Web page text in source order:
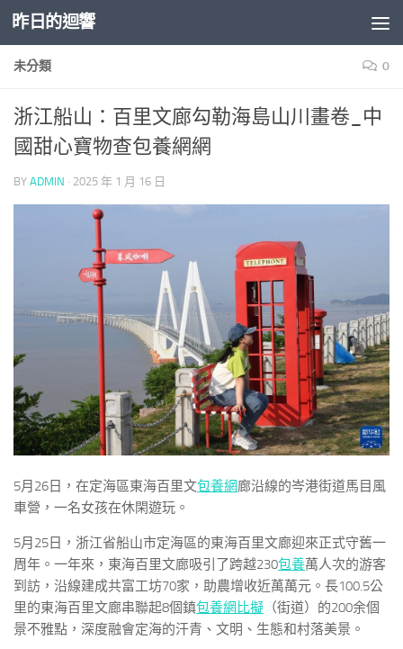
Skip to content
昨日的迴響
未分類 0
浙江船山：百里文廊勾勒海島山川畫卷_中
國甜心寶物查包養網網
BY ADMIN · 2025 年 1 月 16 日
5月26日，在定海區東海百里文包養網廊沿線的岑港街道馬目風
車營，一名女孩在休閑遊玩。
5月25日，浙江省船山市定海區的東海百里文廊迎來正式守舊一
周年。一年來，東海百里文廊吸引了跨越230包養萬人次的游客
到訪，沿線建成共富工坊70家，助農增收近萬萬元。長100.5公
里的東海百里文廊串聯起8個鎮包養網比擬 （街道）的200余個
景不雅點，深度融會定海的汗青、文明、生態和村落美景。